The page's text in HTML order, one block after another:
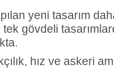
yeni tasarım
gövdeli
hız ve askeri